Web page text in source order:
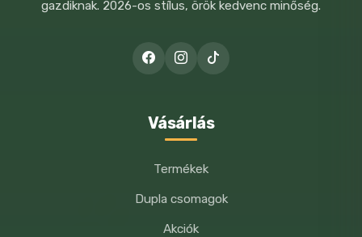
BÖNGÉSZŐBEN A KÖVETKEZŐ
gazdiknak. 2026-os stílus, örök kedvenc minőség.
Vásárlás
Termékek
Dupla csomagok
Akciók